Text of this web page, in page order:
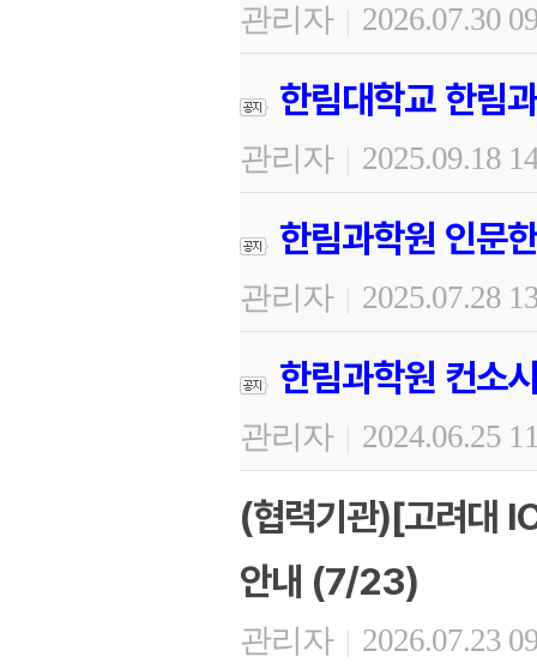
관리자 | 2026.07.30
한림대학교 한림
관리자 | 2025.09.18
한림과학원 인문
관리자 | 2025.07.28
한림과학원 컨소
관리자 | 2024.06.25
(협력기관)[고려대
안내 (7/23)
관리자 | 2026.07.23